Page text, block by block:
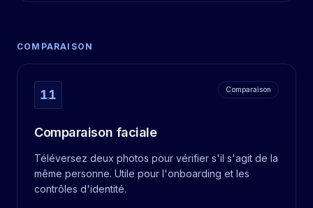
COMPARAISON
11 Comparaison
Comparaison faciale
Téléversez deux photos pour vérifier s'il s'agit de la
même personne. Utile pour l'onboarding et les
contrôles d'identité.